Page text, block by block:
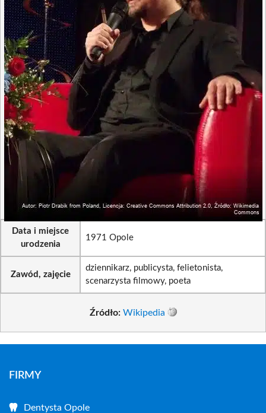
Data i miejsce
urodzenia
1971 Opole
Zawód, zajęcie
dziennikarz, publicysta, felietonista,
scenarzysta filmowy, poeta
Źródło: Wikipedia
FIRMY
Dentysta Opole